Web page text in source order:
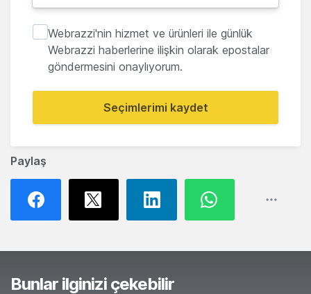
Paylaş
Webrazzi'nin hizmet ve ürünleri ile günlük
Webrazzi haberlerine ilişkin olarak epostalar
göndermesini onaylıyorum.
Seçimlerimi kaydet
Bunlar ilginizi çekebilir